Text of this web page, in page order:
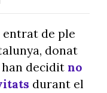
entrat de ple
donat
decidit no
durant el